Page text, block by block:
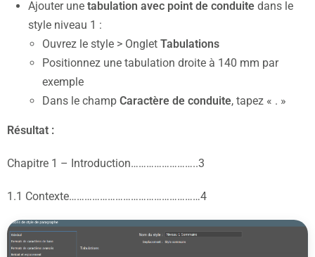
Ajouter une tabulation avec point de conduite dans le
style niveau 1 :
Ouvrez le style > Onglet Tabulations
Positionnez une tabulation droite à 140 mm par
exemple
Dans le champ Caractère de conduite, tapez « . »
Résultat :
Chapitre 1 – Introduction……………………..3
1.1 Contexte……………………………………………4